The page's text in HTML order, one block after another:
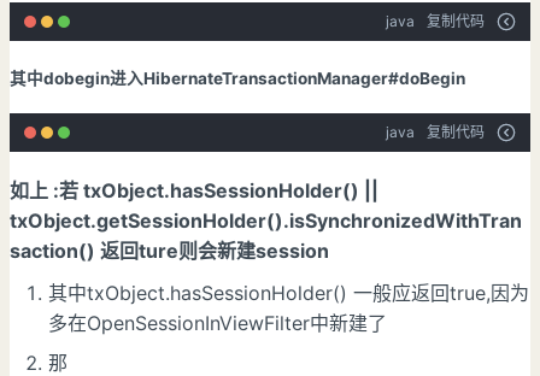
java 复制代码
其中dobegin进入HibernateTransactionManager#doBegin
java 复制代码
如上 :若 txObject.hasSessionHolder() ||
txObject.getSessionHolder().isSynchronizedWithTran
saction() 返回ture则会新建session
其中txObject.hasSessionHolder() 一般应返回true,因为
多在OpenSessionInViewFilter中新建了
那